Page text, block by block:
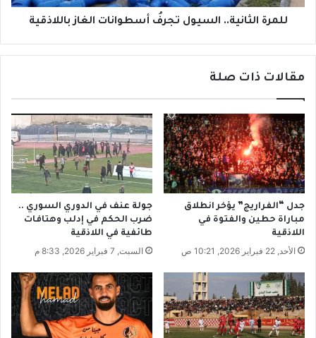
ب
ي
ن
.
.
.
و
ا
ل
ي
ش
ي
ح
س
م
ا
.
س
ي
و
ل
ت
ر
فُ
س
ط
و
ا
ن
ا
للمرة الثانية.. السيول تجرفُ أسطوانات الغاز باللاذقية
مقالات ذات صلة
جدل “الفراريج” يؤخر انطلاق
مباراة حطين والفتوة في
اللاذقية
الأحد, 22 فبراير 2026, 10:21 ص
جولة عنف في الدوري السوري ..
ضرب الحكم في إدلب وهتافات
طائفية في اللاذقية
السبت, 7 فبراير 2026, 8:33 م